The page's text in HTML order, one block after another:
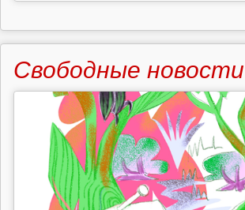
Свободные новости